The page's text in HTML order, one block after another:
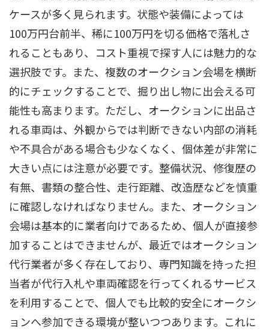
ケースが多く見られます。状態や装備によっては
100万円台前半、稀に100万円を切る価格で落札さ
れることもあり、コスト重視で探す人には魅力的な
選択肢です。また、複数のオークション会場を横断
的にチェックすることで、掘り出し物に出会える可
能性も高まります。ただし、オークションに出品さ
れる車両は、外観からでは判断できない内部の消耗
や不具合がある場合も少なくなく、個体差が非常に
大きい点には注意が必要です。整備状況、修復歴の
有無、書類の整合性、走行距離、改造歴などを慎重
に確認しなければなりません。また、オークション
会場は基本的に業者向けであるため、個人が直接参
加することはできませんが、最近ではオークション
代行業者が多く存在しており、専門知識を持った担
当者が代行入札や車両確認を行ってくれるサービス
を利用することで、個人でも比較的安全にオークシ
ョンへ参加できる環境が整いつつあります。これに